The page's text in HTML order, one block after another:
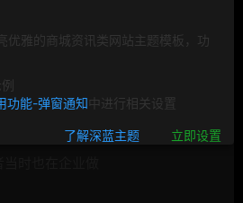
企业便开始试水社区O2O，也是他们
优雅的商城资讯类网站主题模板，功
功能-弹窗通知中进行相关设置
了解深蓝主题 立即设置